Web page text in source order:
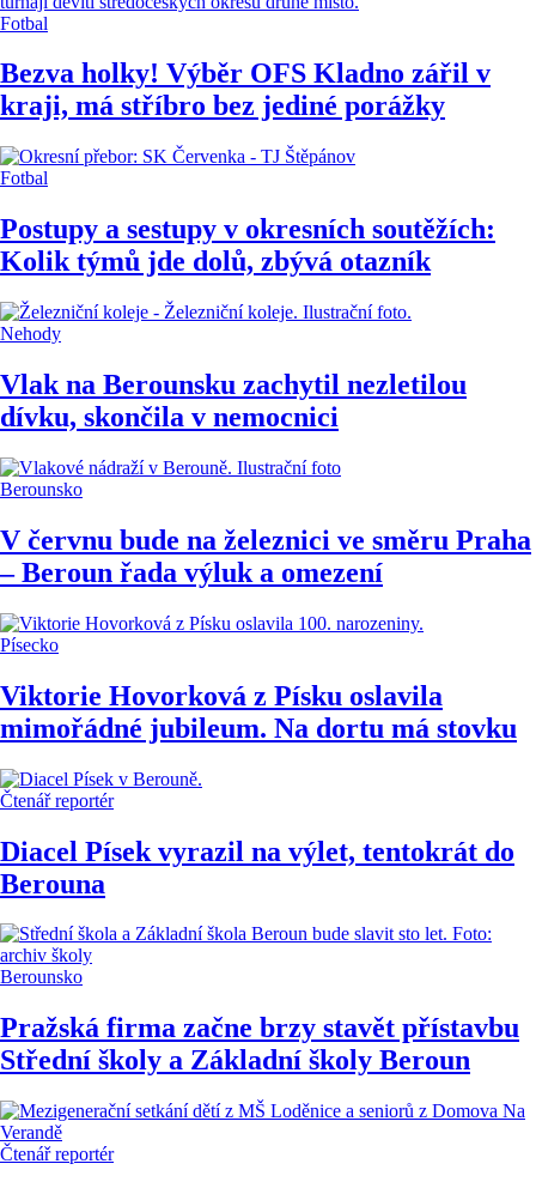
Fotbal
Bezva holky! Výběr OFS Kladno zářil v
kraji, má stříbro bez jediné porážky
Fotbal
Postupy a sestupy v okresních soutěžích:
Kolik týmů jde dolů, zbývá otazník
Nehody
Vlak na Berounsku zachytil nezletilou
dívku, skončila v nemocnici
Berounsko
V červnu bude na železnici ve směru Praha
– Beroun řada výluk a omezení
Písecko
Viktorie Hovorková z Písku oslavila
mimořádné jubileum. Na dortu má stovku
Čtenář reportér
Diacel Písek vyrazil na výlet, tentokrát do
Berouna
Berounsko
Pražská firma začne brzy stavět přístavbu
Střední školy a Základní školy Beroun
Čtenář reportér